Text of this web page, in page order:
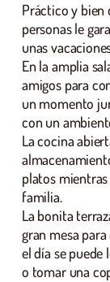
Práctico y
personas le
unas
En la amplia
amigos para
un momento
con un
La cocina
platos
familia.
La bonita
gran mesa
el día se
o tomar una